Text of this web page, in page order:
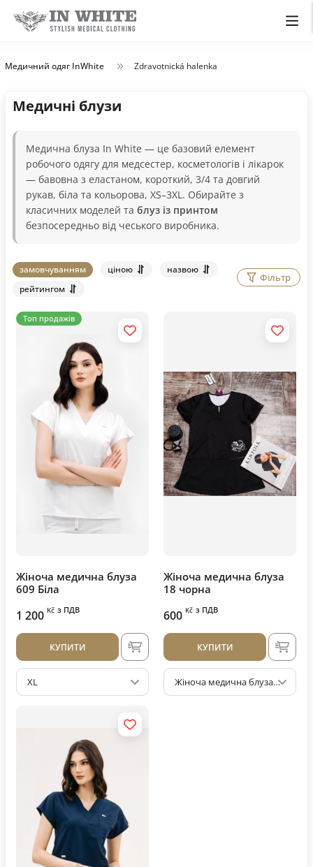
Медичний одяг InWhite Zdravotnická halenka
Медичні блузи
Медична блуза In White — це базовий елемент
робочого одягу для медсестер, косметологів і лікарок
— бавовна з еластаном, короткий, 3/4 та довгий
рукав, біла та кольорова, XS–3XL. Обирайте з
класичних моделей та блуз із принтом
безпосередньо від чеського виробника.
замовчуванням ціною
назвою
рейтингом
Фільтр
Топ продажів
Жіноча медична блуза
609 Біла
1 200 Kč з ПДВ
КУПИТИ
XL
Жіноча медична блуза
18 чорна
600 Kč з ПДВ
КУПИТИ
Жіноча медична блуза 18 чорна